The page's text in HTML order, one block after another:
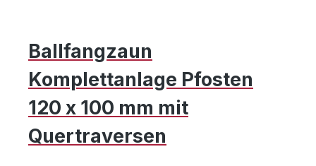
Ballfangzaun
Komplettanlage Pfosten
120 x 100 mm mit
Quertraversen